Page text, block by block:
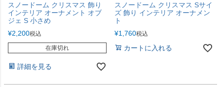
スノードーム クリスマス 飾り
インテリア オーナメント オブ
ジェ S 小さめ
¥2,200税込
在庫切れ
詳細を見る
スノードーム クリスマス Sサイ
ズ 飾り インテリア オーナメン
ト
¥1,760税込
カートに入れる